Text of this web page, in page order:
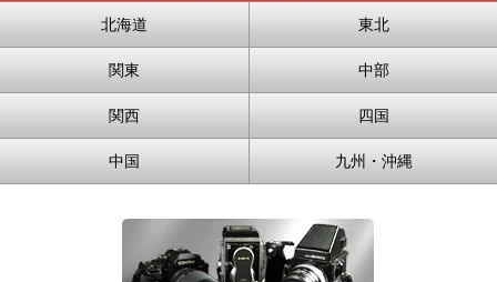
北海道 東北
関東 中部
関西 四国
中国 九州・沖縄